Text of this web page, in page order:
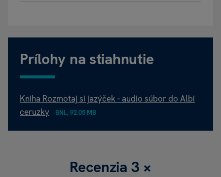
Prílohy na stiahnutie
Kniha Rozmotaj si jazýček - audio súbor do Albi
ceruzky
BNL, 92.05 MB
Recenzia 3 ×